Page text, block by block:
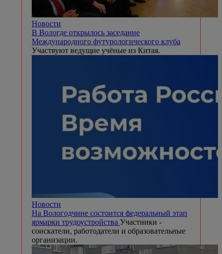
Новости
В Вологде открылось заседание
Международного футурологического клуба
Участвуют ведущие учёные из Китая.
Новости
На Вологодчине состоится федеральный этап
ярмарки трудоустройства Участники -
соискатели, работодатели и образовательные
организации.